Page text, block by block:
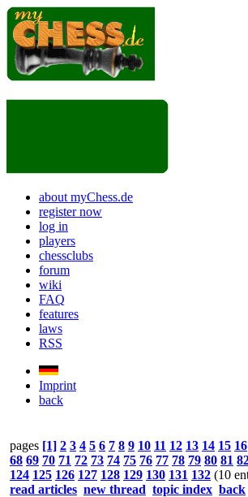
about myChess.de
register now
log in
players
chessclubs
forum
wiki
FAQ
features
laws
RSS
Imprint
back
pages [1] 2 3 4 5 6 7 8 9 10 11 12 13 14 15 16
68 69 70 71 72 73 74 75 76 77 78 79 80 81
124 125 126 127 128 129 130 131 132 (10
read articles new thread topic index back